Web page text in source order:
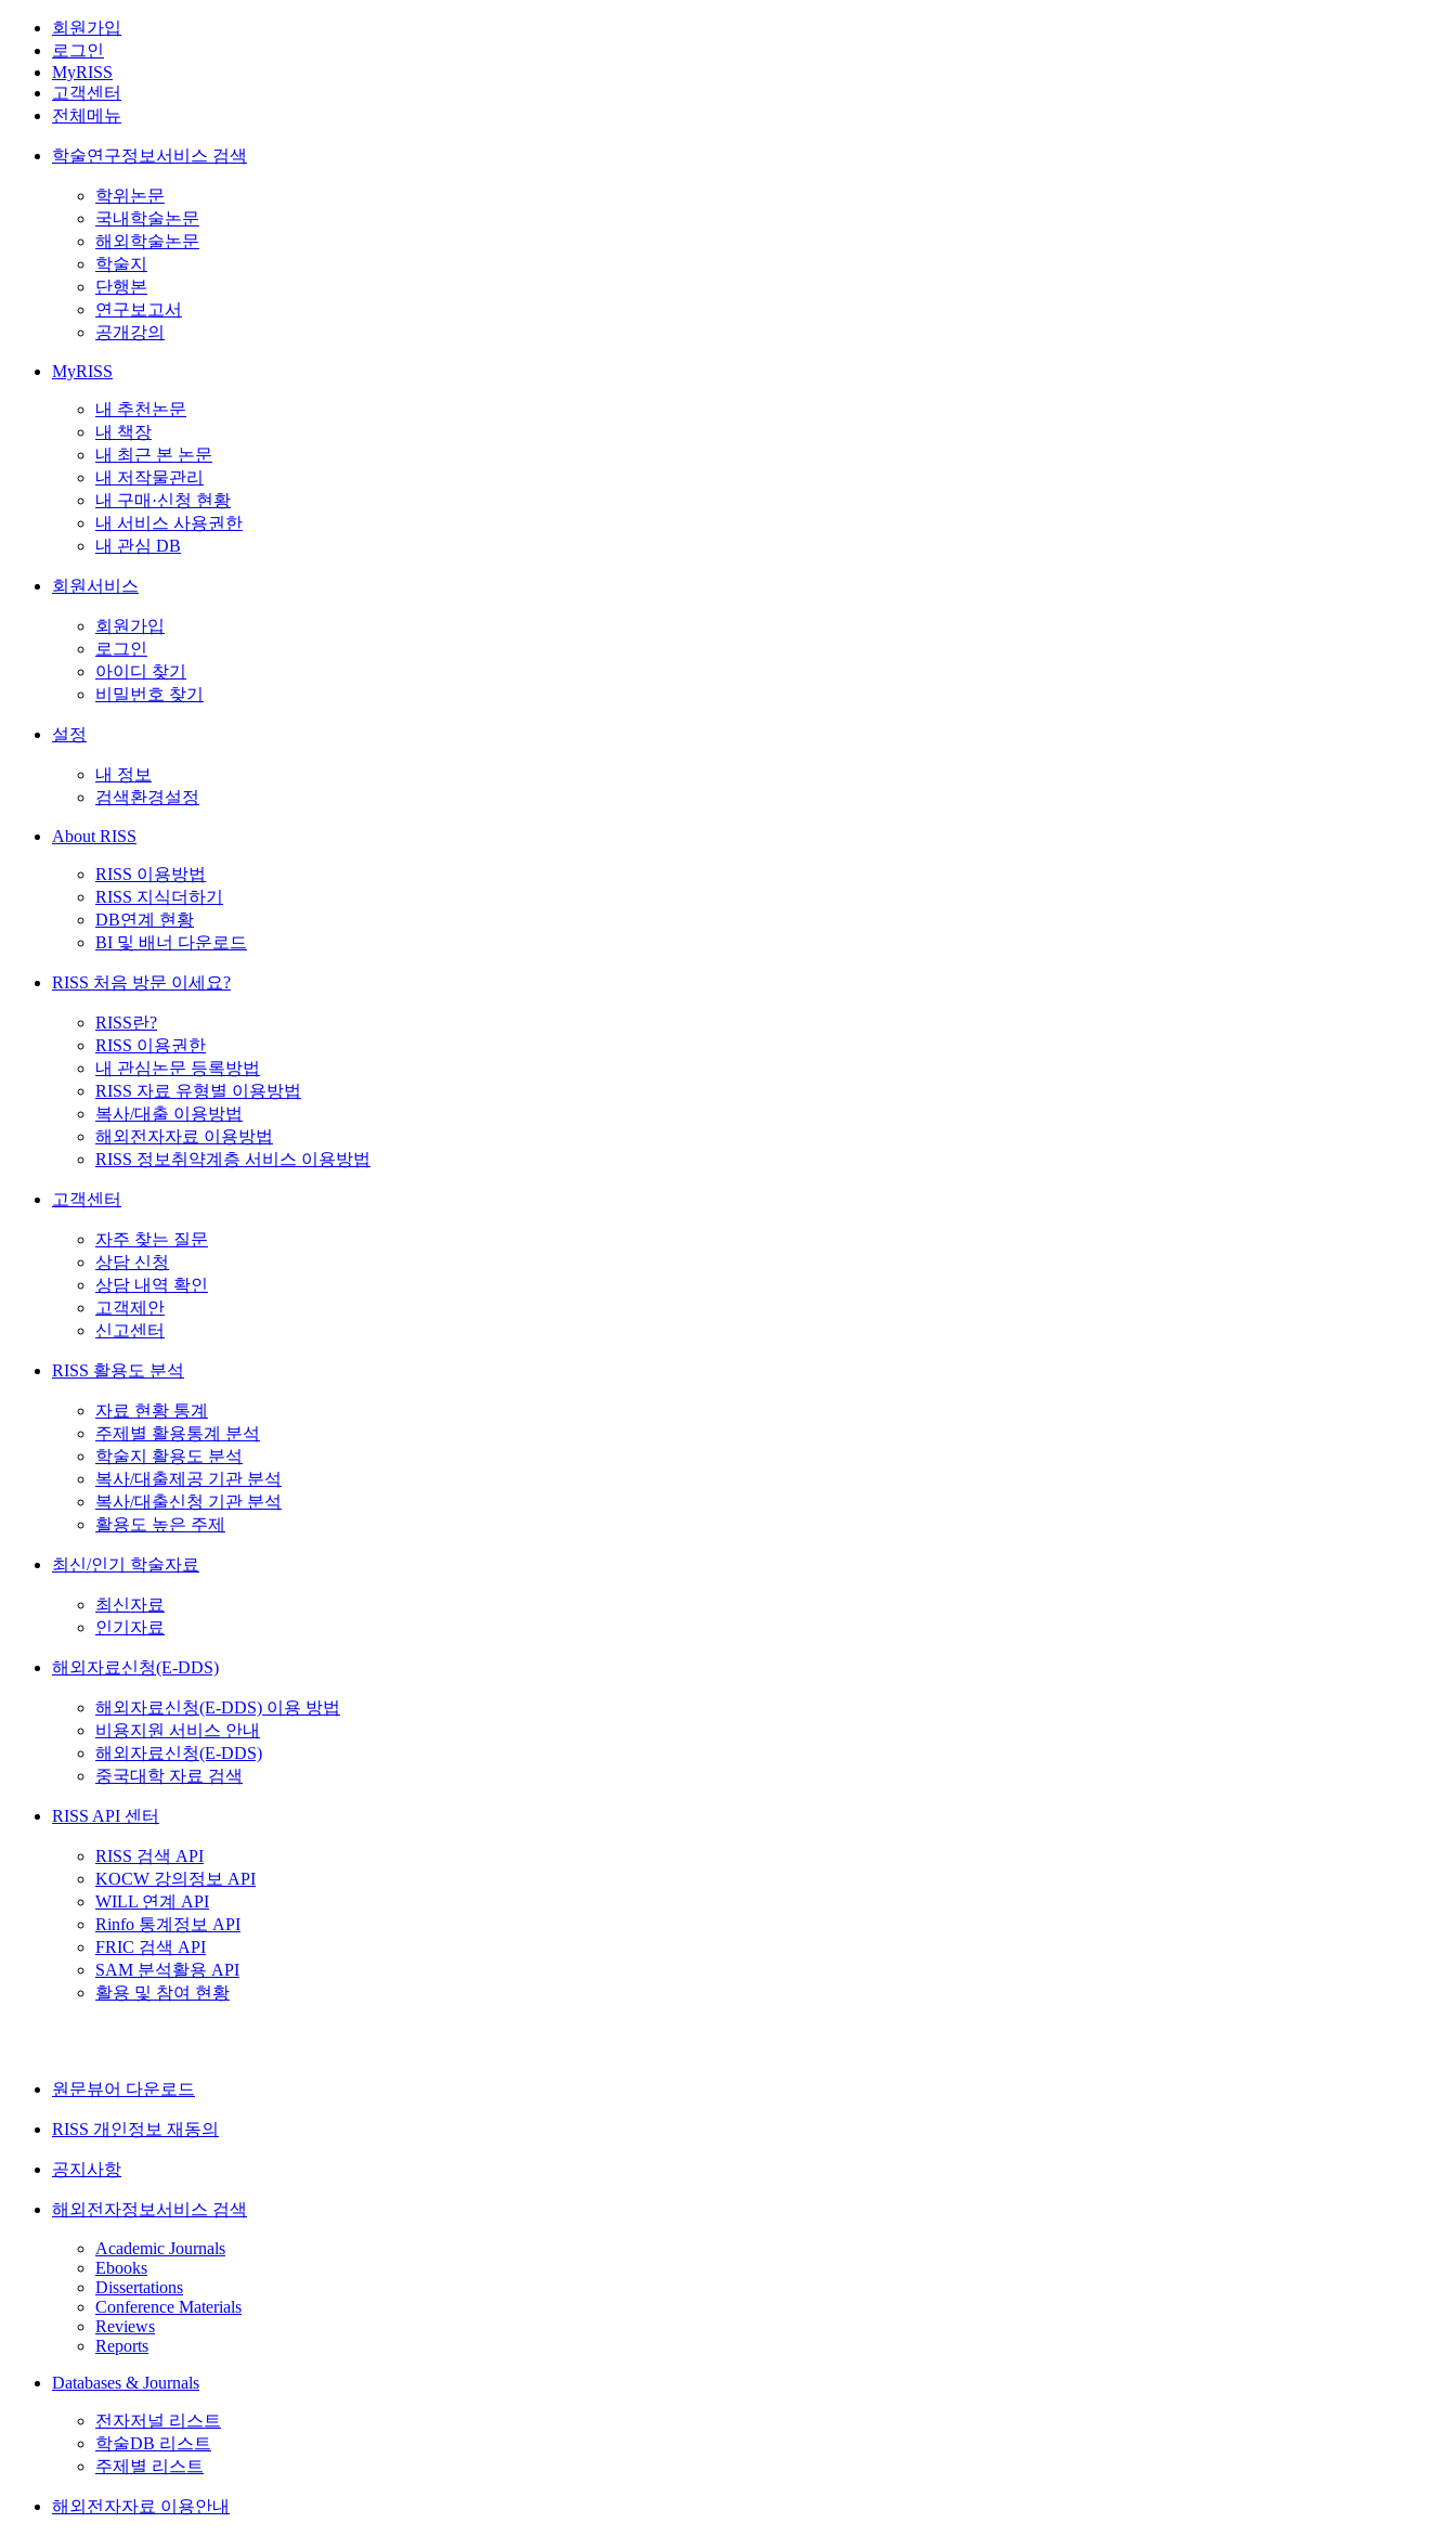
회원가입
로그인
MyRISS
고객센터
전체메뉴
학술연구정보서비스 검색
학위논문
국내학술논문
해외학술논문
학술지
단행본
연구보고서
공개강의
MyRISS
내 추천논문
내 책장
내 최근 본 논문
내 저작물관리
내 구매·신청 현황
내 서비스 사용권한
내 관심 DB
회원서비스
회원가입
로그인
아이디 찾기
비밀번호 찾기
설정
내 정보
검색환경설정
About RISS
RISS 이용방법
RISS 지식더하기
DB연계 현황
BI 및 배너 다운로드
RISS 처음 방문 이세요?
RISS란?
RISS 이용권한
내 관심논문 등록방법
RISS 자료 유형별 이용방법
복사/대출 이용방법
해외전자자료 이용방법
RISS 정보취약계층 서비스 이용방법
고객센터
자주 찾는 질문
상담 신청
상담 내역 확인
고객제안
신고센터
RISS 활용도 분석
자료 현황 통계
주제별 활용통계 분석
학술지 활용도 분석
복사/대출제공 기관 분석
복사/대출신청 기관 분석
활용도 높은 주제
최신/인기 학술자료
최신자료
인기자료
해외자료신청(E-DDS)
해외자료신청(E-DDS) 이용 방법
비용지원 서비스 안내
해외자료신청(E-DDS)
중국대학 자료 검색
RISS API 센터
RISS 검색 API
KOCW 강의정보 API
WILL 연계 API
Rinfo 통계정보 API
FRIC 검색 API
SAM 분석활용 API
활용 및 참여 현황
원문뷰어 다운로드
RISS 개인정보 재동의
공지사항
해외전자정보서비스 검색
Academic Journals
Ebooks
Dissertations
Conference Materials
Reviews
Reports
Databases & Journals
전자저널 리스트
학술DB 리스트
주제별 리스트
해외전자자료 이용안내